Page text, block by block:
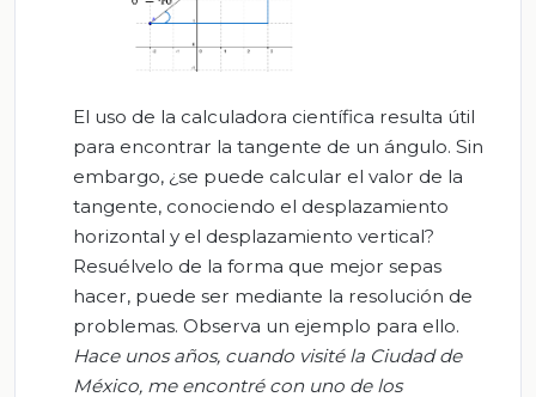
El uso de la calculadora científica resulta útil
para encontrar la tangente de un ángulo. Sin
embargo, ¿se puede calcular el valor de la
tangente, conociendo el desplazamiento
horizontal y el desplazamiento vertical?
Resuélvelo de la forma que mejor sepas
hacer, puede ser mediante la resolución de
problemas. Observa un ejemplo para ello.
Hace unos años, cuando visité la Ciudad de
México, me encontré con uno de los